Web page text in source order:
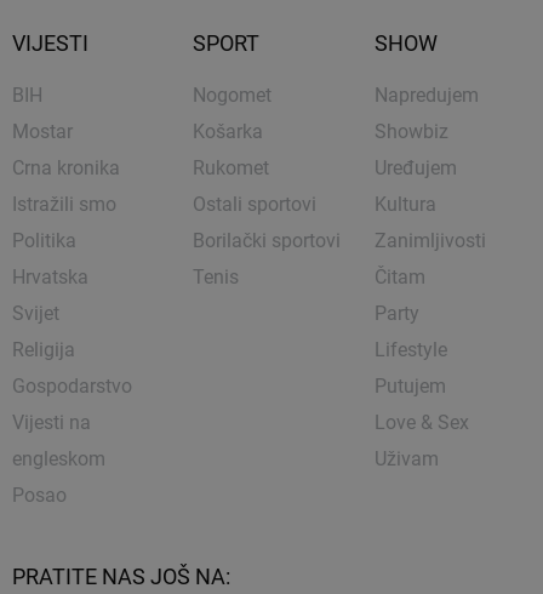
VIJESTI
BIH
Mostar
Crna kronika
Istražili smo
Politika
Hrvatska
Svijet
Religija
Gospodarstvo
Vijesti na
engleskom
Posao
SPORT
Nogomet
Košarka
Rukomet
Ostali sportovi
Borilački sportovi
Tenis
SHOW
Napredujem
Showbiz
Uređujem
Kultura
Zanimljivosti
Čitam
Party
Lifestyle
Putujem
Love & Sex
Uživam
PRATITE NAS JOŠ NA: